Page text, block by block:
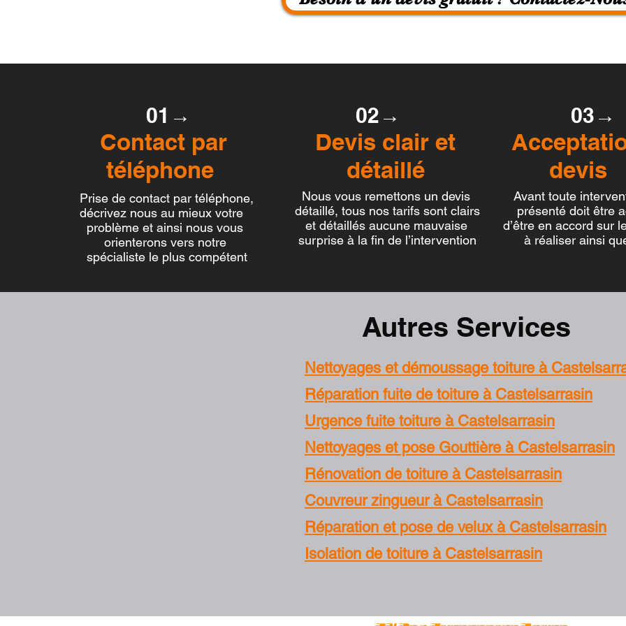
01→
Contact par
téléphone
Prise de contact par téléphone,
décrivez nous au mieux votre
problème et ainsi nous vous
orienterons vers notre
spécialiste le plus compétent
02→
Devis clair et
détaillé
Nous vous remettons un devis
détaillé, tous nos tarifs sont clairs
et détaillés aucune mauvaise
surprise à la fin de l’intervention
03→
devis
Avant toute
présenté doit être
d’être en accord sur
à réaliser ainsi que
Autres Services
Nettoyages et démoussage toiture à
Réparation fuite de toiture à Castelsarrasin
Urgence fuite toiture à Castelsarrasin
Nettoyages et pose Gouttière à Castelsarrasin
Rénovation de toiture à Castelsarrasin
Couvreur zingueur à Castelsarrasin
Réparation et pose de velux à Castelsarrasin
Isolation de toiture à Castelsarrasin